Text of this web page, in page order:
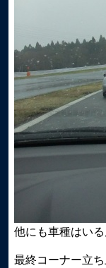
他にも車種はい
最終コーナー立ち